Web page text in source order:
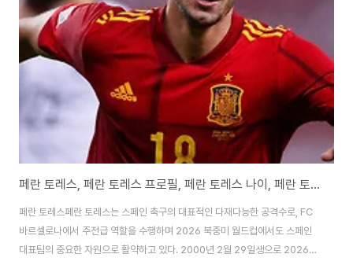
쳐 사우디로 이동한 그의 커리어는 화려한 드리블과 창의적 플레이로 축구 팬
들을 사로잡았으며, 발롱도르 후보 상위권에 여러 차례 올랐다. 2025-2026
페란 토레스, 페란 토레스 프로필, 페란 토레스 나이, 페란 토레스 이강인, 페란 토레스 연봉
페란 토레스페란 토레스는 스페인 축구의 대표적인 다재다능한 공격수로, FC
바르셀로나에서 주전급 역할을 수행하며 2026 북중미 월드컵에서도 스페인
대표팀의 중요한 자원으로 활약하고 있다. 2000년 2월 29일생으로 2026년